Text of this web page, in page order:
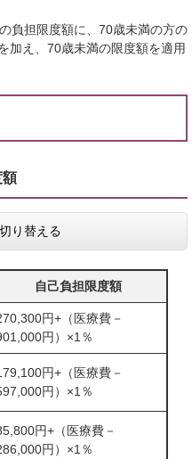
負担限度額に、70歳未満の方の
加え、70歳未満の限度額を適用
額
り替える
自己負担限度額
円+（医療費－
円）×1％
円+（医療費－
円）×1％
円+（医療費－
円）×1％